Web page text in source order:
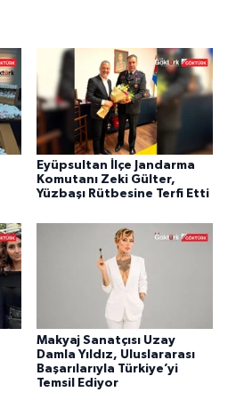
Eyüpsultan İlçe Jandarma
Komutanı Zeki Gülter,
Yüzbaşı Rütbesine Terfi Etti
Makyaj Sanatçısı Uzay
Damla Yıldız, Uluslararası
Başarılarıyla Türkiye’yi
Temsil Ediyor